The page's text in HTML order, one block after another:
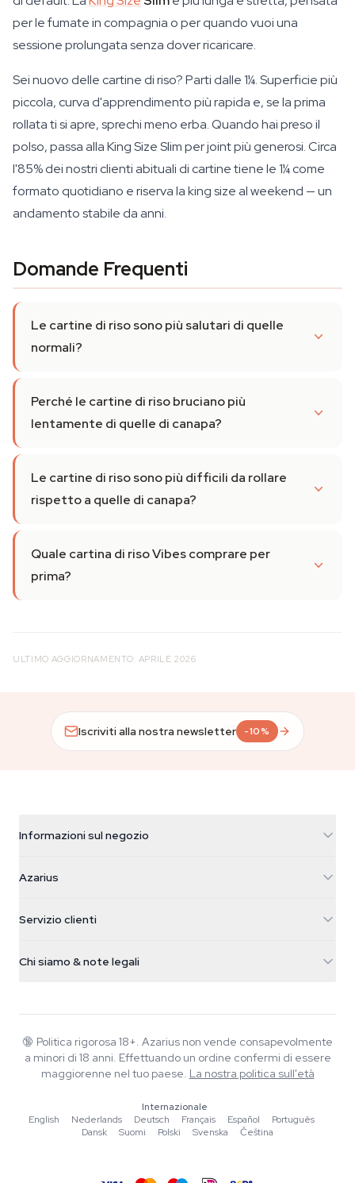
per le fumate in compagnia o per quando vuoi una
sessione prolungata senza dover ricaricare.
Sei nuovo delle cartine di riso? Parti dalle 1¼. Superficie più
piccola, curva d'apprendimento più rapida e, se la prima
rollata ti si apre, sprechi meno erba. Quando hai preso il
polso, passa alla King Size Slim per joint più generosi. Circa
l'85% dei nostri clienti abituali di cartine tiene le 1¼ come
formato quotidiano e riserva la king size al weekend — un
andamento stabile da anni.
Domande Frequenti
Le cartine di riso sono più salutari di quelle
normali?
Perché le cartine di riso bruciano più
lentamente di quelle di canapa?
Le cartine di riso sono più difficili da rollare
rispetto a quelle di canapa?
Quale cartina di riso Vibes comprare per
prima?
ULTIMO AGGIORNAMENTO: APRILE 2026
Iscriviti alla nostra newsletter -10%
Informazioni sul negozio
Galvaniweg 11
Nederland
+31(0)204897914
Azarius
Smokeshop
Servizio clienti
FAQ
Informativa sulla privacy
Chi siamo & note legali
Wiki
Blog
Musica
Linee guida editoriali
Strumenti e Calcolatori
🔞 Politica rigorosa 18+. Azarius non vende consapevolmente
a minori di 18 anni. Effettuando un ordine confermi di essere
maggiorenne nel tuo paese. La nostra politica sull'età
Internazionale
English
·Nederlands ·Deutsch ·Français ·Español ·Português
·
Dansk
·Suomi ·Polski ·Svenska ·Čeština